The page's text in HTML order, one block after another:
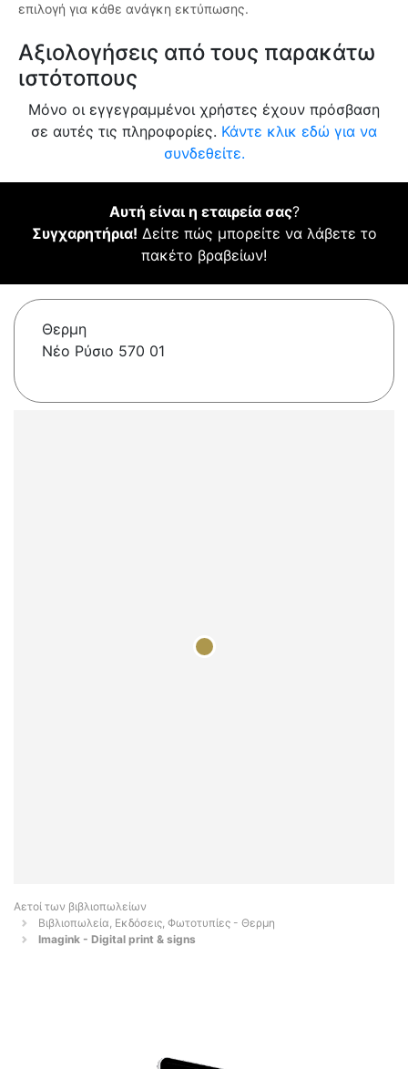
επιλογή για κάθε ανάγκη εκτύπωσης.
Αξιολογήσεις από τους παρακάτω
ιστότοπους
Μόνο οι εγγεγραμμένοι χρήστες έχουν πρόσβαση
σε αυτές τις πληροφορίες. Κάντε κλικ εδώ για να
συνδεθείτε.
Αυτή είναι η εταιρεία σας?
Συγχαρητήρια! Δείτε πώς μπορείτε να λάβετε το
πακέτο βραβείων!
Θερμη
Νέο Ρύσιο 570 01
Αετοί των βιβλιοπωλείων
Βιβλιοπωλεία, Εκδόσεις, Φωτοτυπίες - Θερμη
Imagink - Digital print & signs